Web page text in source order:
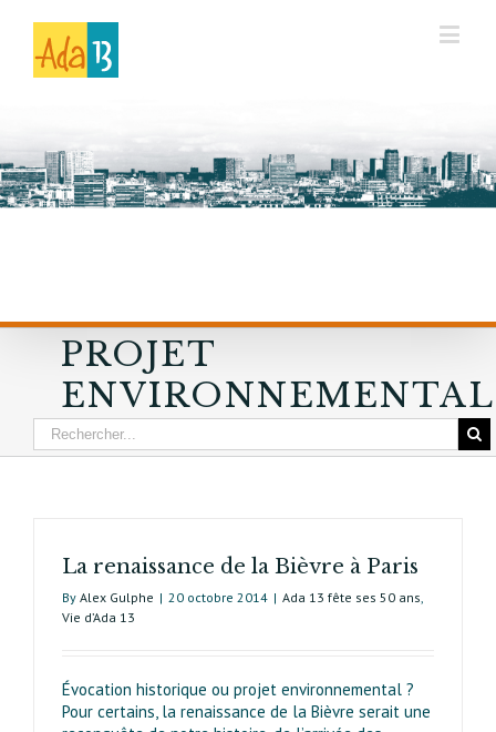
PROJET
ENVIRONNEMENTAL
La renaissance de la Bièvre à Paris
By Alex Gulphe | 20 octobre 2014 | Ada 13 fête ses 50 ans,
Vie d’Ada 13
Évocation historique ou projet environnemental ?
Pour certains, la renaissance de la Bièvre serait une